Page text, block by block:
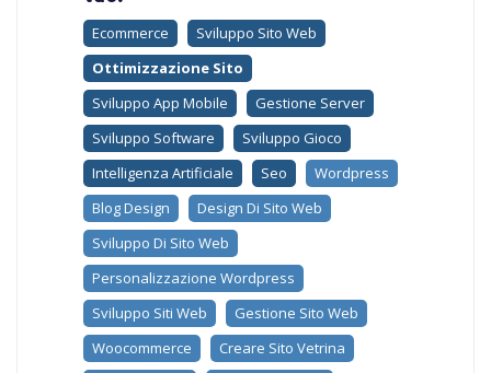
Ecommerce
Sviluppo Sito Web
Ottimizzazione Sito
Sviluppo App Mobile
Gestione Server
Sviluppo Software
Sviluppo Gioco
Intelligenza Artificiale
Seo
Wordpress
Blog Design
Design Di Sito Web
Sviluppo Di Sito Web
Personalizzazione Wordpress
Sviluppo Siti Web
Gestione Sito Web
Woocommerce
Creare Sito Vetrina